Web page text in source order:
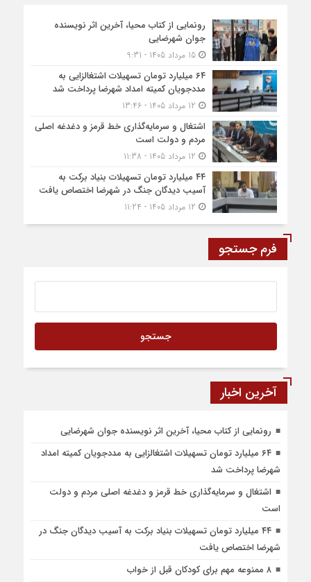
رونمایی از کتاب محیا، آخرین اثر نویسنده
جوان شهرضایی
15 مرداد 1405 - 9:31
۶۴ میلیارد تومان تسهیلات اشتغالزایی به
مددجویان کمیته امداد شهرضا پرداخت شد
اشتغال و سرمایه‌گذاری خط قرمز و دغدغه اصلی
مردم و دولت است
۴۴ میلیارد تومان تسهیلات بنیاد برکت به
آسیب دیدگان جنگ در شهرضا اختصاص یافت
فرم جستجو
آخرین اخبار
رونمایی از کتاب محیا، آخرین اثر نویسنده جوان شهرضایی
۶۴ میلیارد تومان تسهیلات اشتغالزایی به مددجویان کمیته امداد
شهرضا پرداخت شد
اشتغال و سرمایه‌گذاری خط قرمز و دغدغه اصلی مردم و دولت
است
۴۴ میلیارد تومان تسهیلات بنیاد برکت به آسیب دیدگان جنگ در
شهرضا اختصاص یافت
۸ ممنوعه مهم برای کودکان قبل از خواب